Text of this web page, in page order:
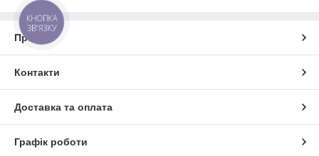
Про нас
Контакти
Доставка та оплата
Графік роботи
КНОПКА
ЗВ'ЯЗКУ